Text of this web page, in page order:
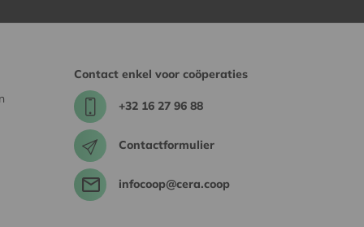
Contact enkel voor coöperaties
+32 16 27 96 88
Contactformulier
infocoop@cera.coop